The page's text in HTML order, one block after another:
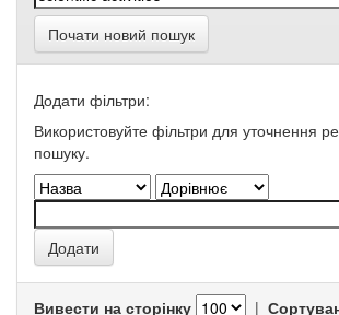
Почати новий пошук
Додати фільтри:
Використовуйте фільтри для уточнення
пошуку.
Вивести на сторінку |